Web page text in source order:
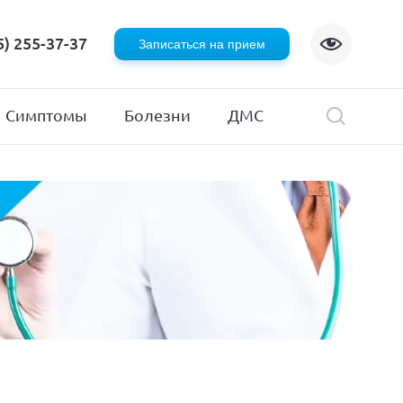
255-37-37 Записаться на прием
Хирургия
Эндокринология
Симптомы Болезни ДМС